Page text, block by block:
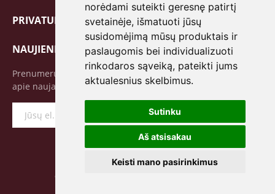
norėdami suteikti geresnę patirtį
svetainėje, išmatuoti jūsų
susidomėjimą mūsų produktais ir
paslaugomis bei individualizuoti
rinkodaros sąveiką, pateikti jums
aktualesnius skelbimus.
Sutinku
Aš atsisakau
Keisti mano pasirinkimus
PRIVATUMO POLITIKA
NAUJIENLAIŠKIS
Prenumeruokite mūsų naujienlaiškį ir pirmieji sužinokite
apie naujausius pasiūlymus bei specialias akcijas!
© 2026 JUNIKA.LT | Visos teisės saugomos.